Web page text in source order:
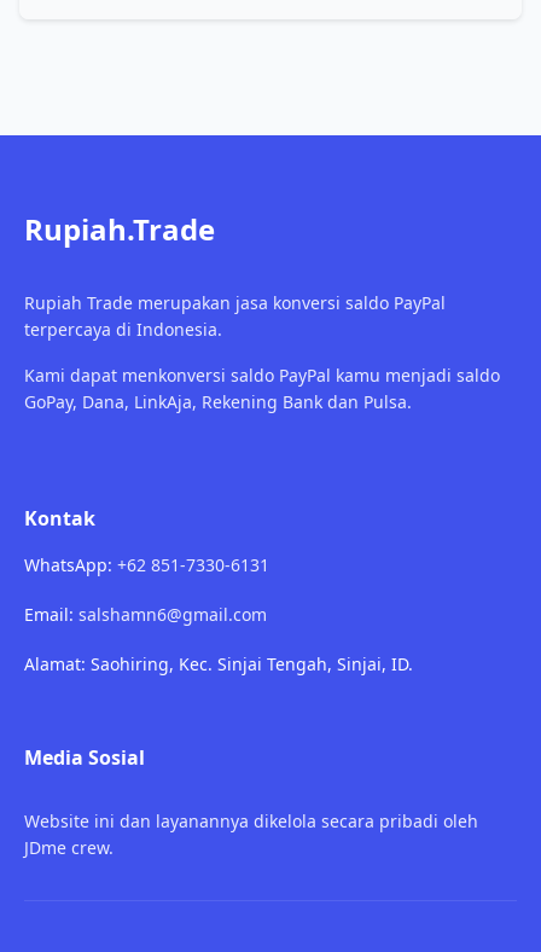
Rupiah.Trade
Rupiah Trade merupakan jasa konversi saldo PayPal
terpercaya di Indonesia.
Kami dapat menkonversi saldo PayPal kamu menjadi saldo
GoPay, Dana, LinkAja, Rekening Bank dan Pulsa.
Kontak
WhatsApp: +62 851-7330-6131
Email: salshamn6@gmail.com
Alamat: Saohiring, Kec. Sinjai Tengah, Sinjai, ID.
Media Sosial
Website ini dan layanannya dikelola secara pribadi oleh
JDme crew.